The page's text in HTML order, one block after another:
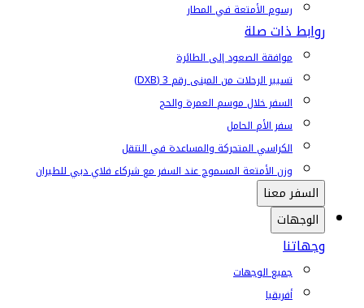
رسوم الأمتعة في المطار
روابط ذات صلة
موافقة الصعود إلى الطائرة
تسيير الرحلات من المبنى رقم 3 (DXB)
السفر خلال موسم العمرة والحج
سفر الأم الحامل
الكراسي المتحركة والمساعدة في التنقل
وزن الأمتعة المسموح عند السفر مع شركاء فلاي دبي للطيران
السفر معنا
الوجهات
وجهاتنا
جميع الوجهات
أفريقيا